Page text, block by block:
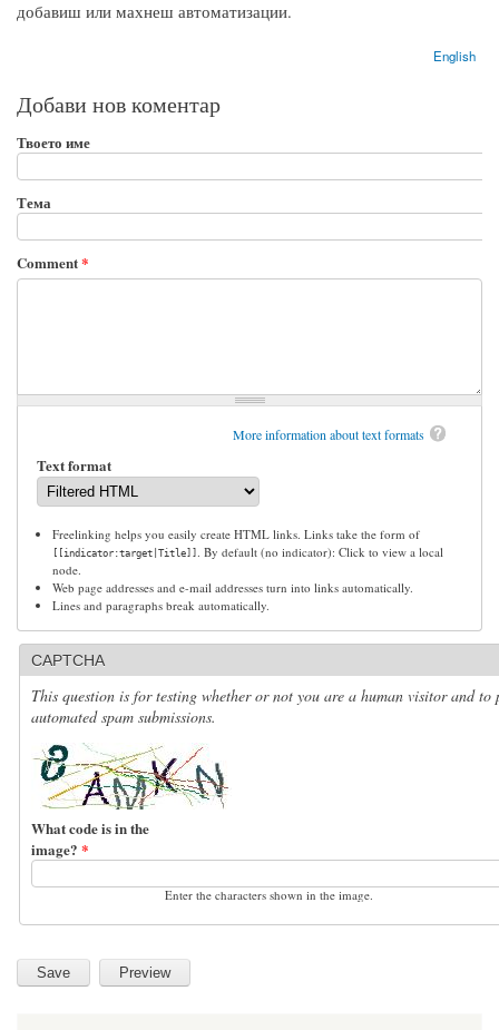
добавиш или махнеш автоматизации.
English
Добави нов коментар
Твоето име
Тема
Comment*
More information about text formats
Text format
Freelinking helps you easily create HTML links. Links take the form of
[[indicator:target|Title]] . By default (no indicator): Click to view a local
node.
Web page addresses and e-mail addresses turn into links automatically.
Lines and paragraphs break automatically.
CAPTCHA
This question is for testing whether or not you are a human visitor and to
automated spam submissions.
What code is in the
image? *
Enter the characters shown in the image.